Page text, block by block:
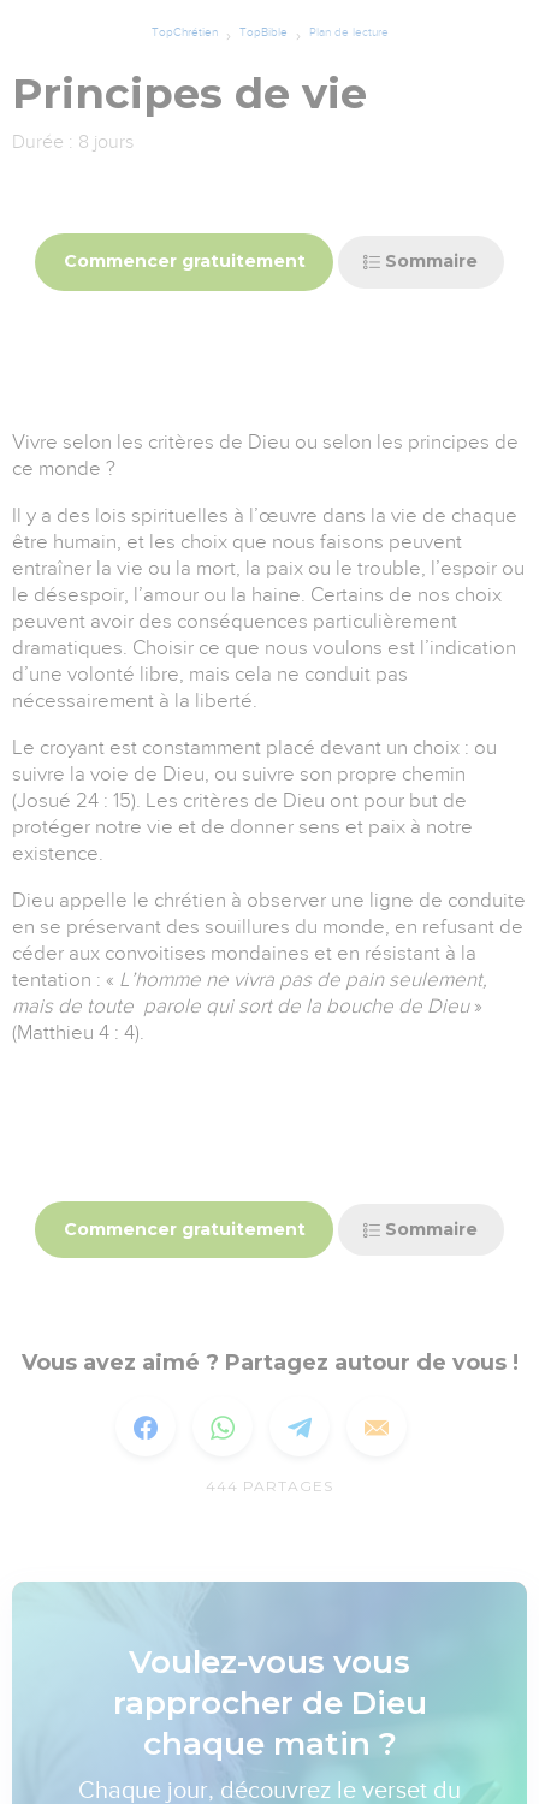
TopChrétien TopBible Plan de lecture
Principes de vie
Durée : 8 jours
Commencer gratuitement Sommaire
Vivre selon les critères de Dieu ou selon les principes de
ce monde ?
Il y a des lois spirituelles à l’œuvre dans la vie de chaque
être humain, et les choix que nous faisons peuvent
entraîner la vie ou la mort, la paix ou le trouble, l’espoir ou
le désespoir, l’amour ou la haine. Certains de nos choix
peuvent avoir des conséquences particulièrement
dramatiques. Choisir ce que nous voulons est l’indication
d’une volonté libre, mais cela ne conduit pas
nécessairement à la liberté.
Le croyant est constamment placé devant un choix : ou
suivre la voie de Dieu, ou suivre son propre chemin
(Josué 24 : 15). Les critères de Dieu ont pour but de
protéger notre vie et de donner sens et paix à notre
existence.
Dieu appelle le chrétien à observer une ligne de conduite
en se préservant des souillures du monde, en refusant de
céder aux convoitises mondaines et en résistant à la
tentation : « L’homme ne vivra pas de pain seulement,
mais de toute parole qui sort de la bouche de Dieu»
(Matthieu 4 : 4).
Commencer gratuitement Sommaire
Vous avez aimé ? Partagez autour de vous !
444 PARTAGES
Voulez-vous vous
rapprocher de Dieu
chaque matin ?
Chaque jour, découvrez le verset du